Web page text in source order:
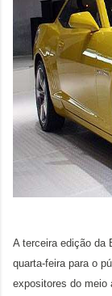
A terceira edição da
quarta-feira para o
expositores do meio